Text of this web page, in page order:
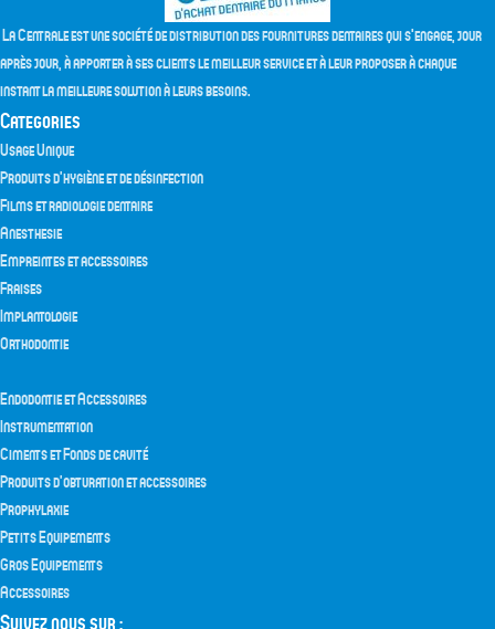
La Centrale est une société de distribution des fournitures dentaires qui s'engage, jour
après jour, à apporter à ses clients le meilleur service et à leur proposer à chaque
instant la meilleure solution à leurs besoins.
Categories
Usage Unique
Produits d’hygiène et de désinfection
Films et radiologie dentaire
Anesthesie
Empreintes et accessoires
Fraises
Implantologie
Orthodontie
Endodontie et Accessoires
Instrumentation
Ciments et Fonds de cavité
Produits d’obturation et accessoires
Prophylaxie
Petits Equipements
Gros Equipements
Accessoires
Suivez nous sur :